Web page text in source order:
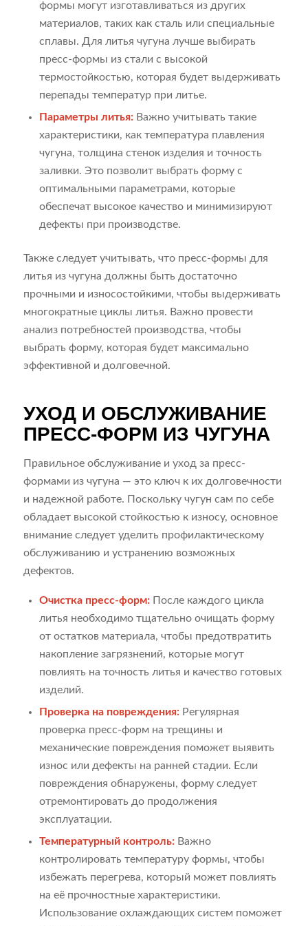
формы могут изготавливаться из других
материалов, таких как сталь или специальные
сплавы. Для литья чугуна лучше выбирать
пресс-формы из стали с высокой
термостойкостью, которая будет выдерживать
перепады температур при литье.
Параметры литья:Важно учитывать такие
характеристики, как температура плавления
чугуна, толщина стенок изделия и точность
заливки. Это позволит выбрать форму с
оптимальными параметрами, которые
обеспечат высокое качество и минимизируют
дефекты при производстве.
Также следует учитывать, что пресс-формы для
литья из чугуна должны быть достаточно
прочными и износостойкими, чтобы выдерживать
многократные циклы литья. Важно провести
анализ потребностей производства, чтобы
выбрать форму, которая будет максимально
эффективной и долговечной.
УХОД И ОБСЛУЖИВАНИЕ
ПРЕСС-ФОРМ ИЗ ЧУГУНА
Правильное обслуживание и уход за пресс-
формами из чугуна — это ключ к их долговечности
и надежной работе. Поскольку чугун сам по себе
обладает высокой стойкостью к износу, основное
внимание следует уделить профилактическому
обслуживанию и устранению возможных
дефектов.
Очистка пресс-форм:После каждого цикла
литья необходимо тщательно очищать форму
от остатков материала, чтобы предотвратить
накопление загрязнений, которые могут
повлиять на точность литья и качество готовых
изделий.
Проверка на повреждения:Регулярная
проверка пресс-форм на трещины и
механические повреждения поможет выявить
износ или дефекты на ранней стадии. Если
повреждения обнаружены, форму следует
отремонтировать до продолжения
эксплуатации.
Температурный контроль:Важно
контролировать температуру формы, чтобы
избежать перегрева, который может повлиять
на её прочностные характеристики.
Использование охлаждающих систем поможет